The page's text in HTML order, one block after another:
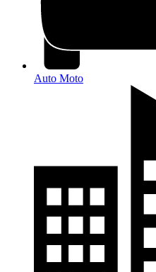
Auto Moto